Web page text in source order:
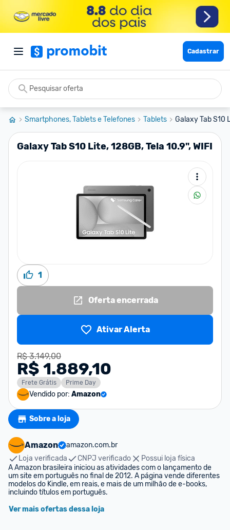
Cadastrar
Smartphones, Tablets e Telefones Tablets Galaxy Tab S10
Galaxy Tab S10 Lite, 128GB, Tela 10.9", WIFI
1
Oferta encerrada
Ativar Alerta
R$ 3.149,00
R$ 1.889,10
Frete Grátis Prime Day
Vendido por: Amazon
Sobre a loja
Amazon
amazon.com.br
Loja verificada
CNPJ verificado
Possui loja física
A Amazon brasileira iniciou as atividades com o lançamento de
um site em português no final de 2012. A página vende diferentes
modelos do Kindle, em reais, e mais de um milhão de e-books,
incluindo títulos em português.
Ver mais ofertas dessa loja